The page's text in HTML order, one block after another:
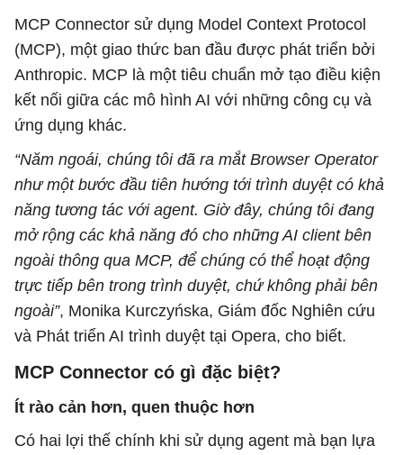
MCP Connector sử dụng Model Context Protocol
(MCP), một giao thức ban đầu được phát triển bởi
Anthropic. MCP là một tiêu chuẩn mở tạo điều kiện
kết nối giữa các mô hình AI với những công cụ và
ứng dụng khác.
“Năm ngoái, chúng tôi đã ra mắt Browser Operator
như một bước đầu tiên hướng tới trình duyệt có khả
năng tương tác với agent. Giờ đây, chúng tôi đang
mở rộng các khả năng đó cho những AI client bên
ngoài thông qua MCP, để chúng có thể hoạt động
trực tiếp bên trong trình duyệt, chứ không phải bên
ngoài”, Monika Kurczyńska, Giám đốc Nghiên cứu
và Phát triển AI trình duyệt tại Opera, cho biết.
MCP Connector có gì đặc biệt?
Ít rào cản hơn, quen thuộc hơn
Có hai lợi thế chính khi sử dụng agent mà bạn lựa